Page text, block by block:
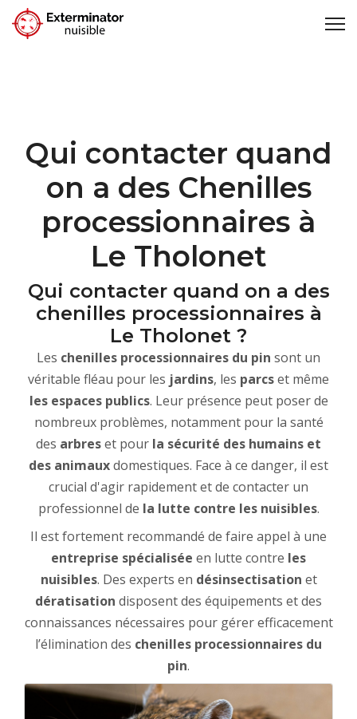
Qui contacter quand
on a des Chenilles
processionnaires à
Le Tholonet
Qui contacter quand on a des
chenilles processionnaires à
Le Tholonet ?
Les chenilles processionnaires du pin sont un
véritable fléau pour les jardins, les parcset même
les espaces publics. Leur présence peut poser de
nombreux problèmes, notamment pour la santé
des arbreset pour la sécurité des humains et
des animauxdomestiques. Face à ce danger, il est
crucial d'agir rapidement et de contacter un
professionnel de la lutte contre les nuisibles.
Il est fortement recommandé de faire appel à une
entreprise spécialisée en lutte contre les
nuisibles. Des experts en désinsectisation et
dératisation disposent des équipements et des
connaissances nécessaires pour gérer efficacement
l’élimination des chenilles processionnaires du
pin.